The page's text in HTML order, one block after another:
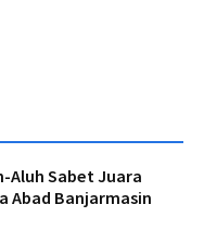
Aluh Sabet Juara
Abad Banjarmasin